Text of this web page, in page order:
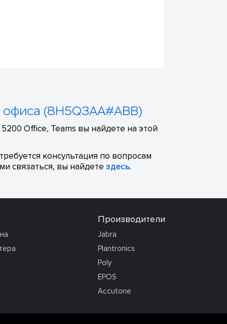
(8H5Q3AA#ABB)
Office, Teams вы найдете на этой
консультация по вопросам
связаться, вы найдете здесь.
Производители
Jabra
Plantronics
Poly
EPOS
Accutone